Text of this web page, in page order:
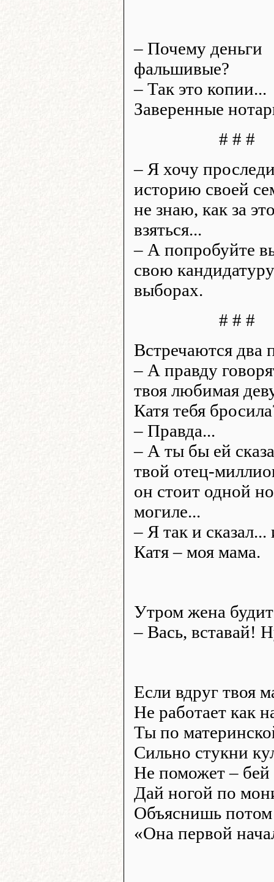
– Почему деньги
фальшивые?
– Так это копии...
Заверенные
# # #
– Я хочу
историю своей
не знаю, как за
взяться...
– А попробуйте
свою
выборах.
# # #
Встречаются два
– А правду
твоя любимая
Катя тебя
– Правда...
– А ты бы ей
твой отец-
он стоит одной
могиле...
– Я так и сказал...
Катя – моя мама.
Утром жена
– Вась, вставай!
Если вдруг твоя
Не работает как
Ты по
Сильно стукни
Не поможет – бей
Дай ногой по
Объяснишь потом
«Она первой